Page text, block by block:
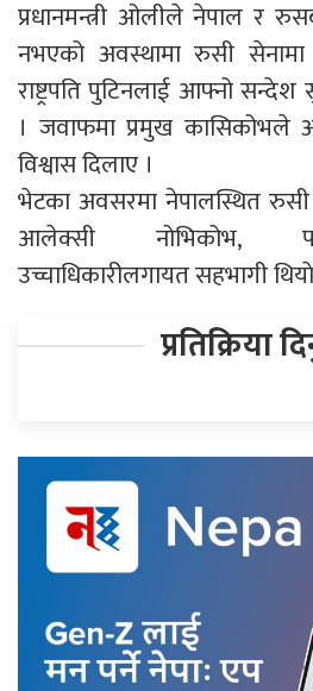
प्रधानमन्त्री ओलीले नेपाल र
नभएको अवस्थामा रुसी सेनामा
राष्ट्रपति पुटिनलाई आफ्नो
। जवाफमा प्रमुख कासिकोभले
विश्वास दिलाए ।
भेटका अवसरमा नेपालस्थित
आलेक्सी नोभिकोभ,
उच्चाधिकारीलगायत सहभागी
प्रतिक्रिया